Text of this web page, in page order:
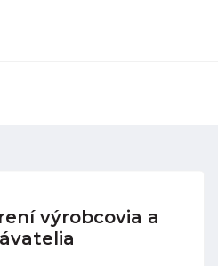
výrobcovia a